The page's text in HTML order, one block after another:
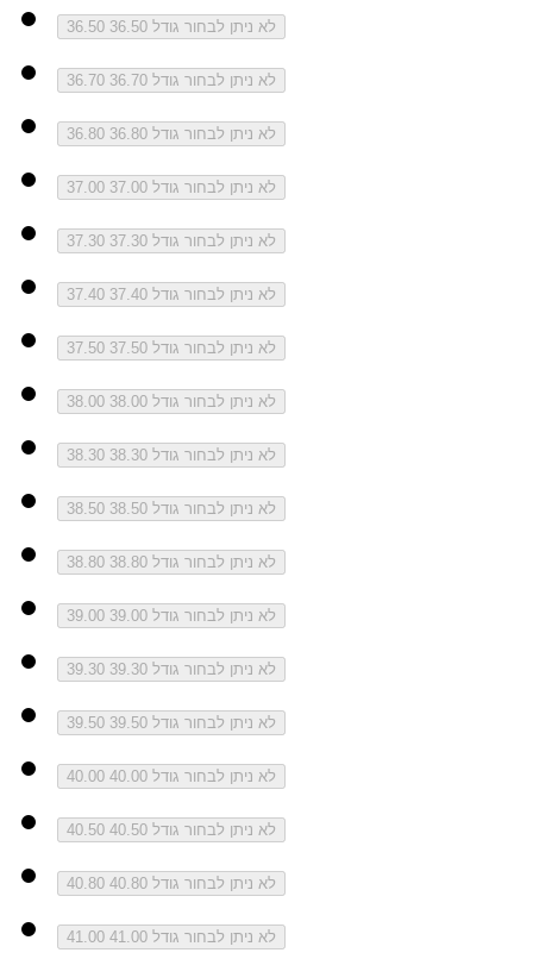
36.50 לא ניתן לבחור גודל 36.50
36.70 לא ניתן לבחור גודל 36.70
36.80 לא ניתן לבחור גודל 36.80
37.00 לא ניתן לבחור גודל 37.00
37.30 לא ניתן לבחור גודל 37.30
37.40 לא ניתן לבחור גודל 37.40
37.50 לא ניתן לבחור גודל 37.50
38.00 לא ניתן לבחור גודל 38.00
38.30 לא ניתן לבחור גודל 38.30
38.50 לא ניתן לבחור גודל 38.50
38.80 לא ניתן לבחור גודל 38.80
39.00 לא ניתן לבחור גודל 39.00
39.30 לא ניתן לבחור גודל 39.30
39.50 לא ניתן לבחור גודל 39.50
40.00 לא ניתן לבחור גודל 40.00
40.50 לא ניתן לבחור גודל 40.50
40.80 לא ניתן לבחור גודל 40.80
41.00 לא ניתן לבחור גודל 41.00